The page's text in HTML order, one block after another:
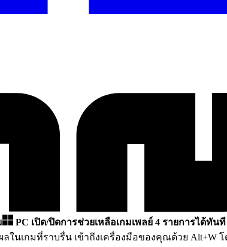
PC เปิด/ปิดการช่วยเหลือเกมเพลย์ 4 รายการได้ทันที
ในเกมที่ราบรื่น เข้าถึงเครื่องมือของคุณด้วย Alt+W